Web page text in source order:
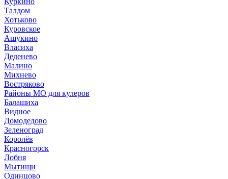
Талдом
Хотьково
Куровское
Ашукино
Власиха
Деденево
Малино
Михнево
Востряково
Районы МО для кулеров
Балашиха
Видное
Домодедово
Зеленоград
Королёв
Красногорск
Лобня
Мытищи
Одинцово